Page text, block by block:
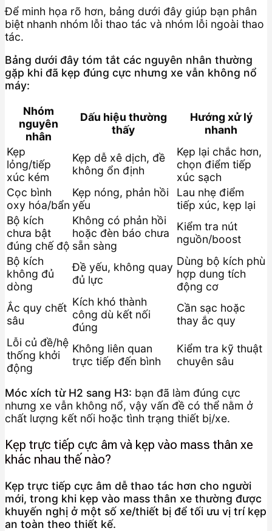
Để minh họa rõ hơn, bảng dưới đây giúp bạn phân
biệt nhanh nhóm lỗi thao tác và nhóm lỗi ngoài thao
tác.
Bảng dưới đây tóm tắt các nguyên nhân thường
gặp khi đã kẹp đúng cực nhưng xe vẫn không nổ
máy:
Nhóm
nguyên
nhân
Dấu hiệu thường
thấy
Hướng xử lý
nhanh
Kẹp
lỏng/tiếp
xúc kém
Kẹp dễ xê dịch, đề
không ổn định
Kẹp lại chắc hơn,
chọn điểm tiếp
xúc sạch
Cọc bình
oxy hóa/bẩn
Kẹp nóng, phản hồi
yếu
Lau nhẹ điểm
tiếp xúc, kẹp lại
Bộ kích
chưa bật
đúng chế độ
Không có phản hồi
hoặc đèn báo chưa
sẵn sàng
Kiểm tra nút
nguồn/boost
Bộ kích
không đủ
dòng
Đề yếu, không quay
đủ lực
Dùng bộ kích phù
hợp dung tích
động cơ
Ắc quy chết
sâu
Kích khó thành
công dù kết nối
đúng
Cần sạc hoặc
thay ắc quy
Lỗi củ đề/hệ
thống khởi
động
Không liên quan
trực tiếp đến bình
Kiểm tra kỹ thuật
chuyên sâu
Móc xích từ H2 sang H3: bạn đã làm đúng cực
nhưng xe vẫn không nổ, vậy vấn đề có thể nằm ở
chất lượng kết nối hoặc tình trạng thiết bị/xe.
Kẹp trực tiếp cực âm và kẹp vào mass thân xe
khác nhau thế nào?
Kẹp trực tiếp cực âm dễ thao tác hơn cho người
mới, trong khi kẹp vào mass thân xe thường được
khuyến nghị ở một số xe/thiết bị để tối ưu vị trí kẹp
an toàn theo thiết kế.